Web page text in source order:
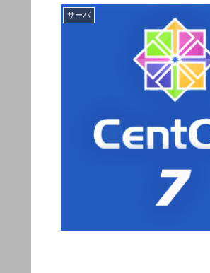
サーバ